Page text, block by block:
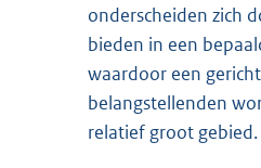
onderscheiden zich
bieden in een
waardoor een
belangstellenden
relatief groot gebied.